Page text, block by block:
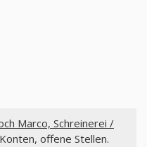
Marco, Schreinerei /
offene Stellen.